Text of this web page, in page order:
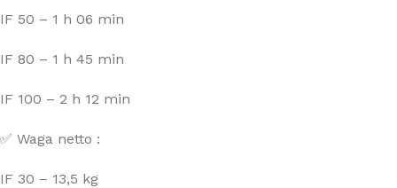
IF 50 – 1 h 06 min
IF 80 – 1 h 45 min
IF 100 – 2 h 12 min
✅ Waga netto :
IF 30 – 13,5 kg